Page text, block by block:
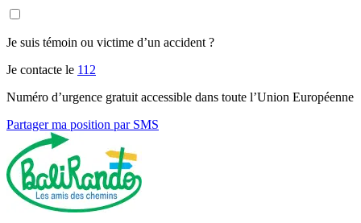
Je suis témoin ou victime d’un accident ?
Je contacte le 112
Numéro d’urgence gratuit accessible dans toute l’Union Européenne
Partager ma position par SMS